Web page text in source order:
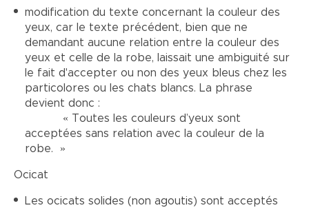
modification du texte concernant la couleur des
yeux, car le texte précédent, bien que ne
demandant aucune relation entre la couleur des
yeux et celle de la robe, laissait une ambiguité sur
le fait d'accepter ou non des yeux bleus chez les
particolores ou les chats blancs. La phrase
devient donc :
« Toutes les couleurs d’yeux sont
acceptées sans relation avec la couleur de la
robe. »
Ocicat
Les ocicats solides (non agoutis) sont acceptés